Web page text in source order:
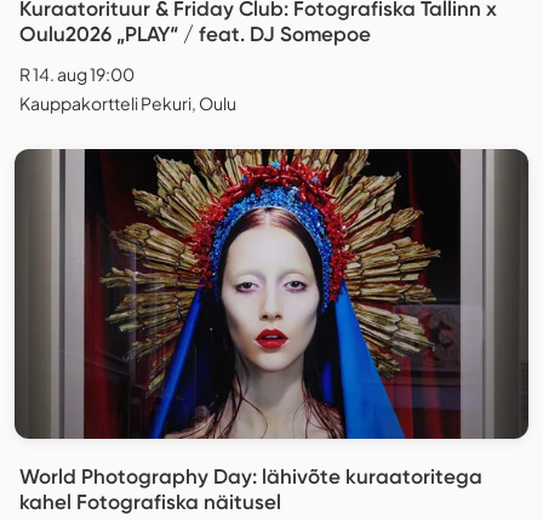
Kuraatorituur & Friday Club: Fotografiska Tallinn x
Oulu2026 „PLAY“ / feat. DJ Somepoe
R 14. aug 19:00
Kauppakortteli Pekuri, Oulu
World Photography Day: lähivõte kuraatoritega
kahel Fotografiska näitusel